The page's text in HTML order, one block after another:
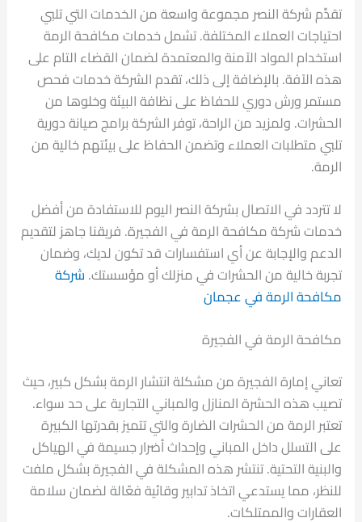
تقدِّم شركة النصر مجموعة واسعة من الخدمات التي تلبي
احتياجات العملاء المختلفة. تشمل خدمات مكافحة الرمة
استخدام المواد الآمنة والمعتمدة لضمان القضاء التام على
هذه الآفة. بالإضافة إلى ذلك، تقدم الشركة خدمات فحص
مستمر ورش دوري للحفاظ على نظافة البيئة وخلوها من
الحشرات. ولمزيد من الراحة، توفر الشركة برامج صيانة دورية
تلبي متطلبات العملاء وتضمن الحفاظ على بيئتهم خالية من
الرمة.
لا تتردد في الاتصال بشركة النصر اليوم للاستفادة من أفضل
خدمات شركة مكافحة الرمة في الفجيرة. فريقنا جاهز لتقديم
الدعم والإجابة عن أي استفسارات قد تكون لديك، وضمان
تجربة خالية من الحشرات في منزلك أو مؤسستك. شركة
مكافحة الرمة في عجمان
مكافحة الرمة في الفجيرة
تعاني إمارة الفجيرة من مشكلة انتشار الرمة بشكل كبير، حيث
تصيب هذه الحشرة المنازل والمباني التجارية على حد سواء.
تعتبر الرمة من الحشرات الضارة والتي تتميز بقدرتها الكبيرة
على التسلل داخل المباني وإحداث أضرار جسيمة في الهياكل
والبنية التحتية. تنتشر هذه المشكلة في الفجيرة بشكل ملفت
للنظر، مما يستدعي اتخاذ تدابير وقائية فعّالة لضمان سلامة
العقارات والممتلكات.